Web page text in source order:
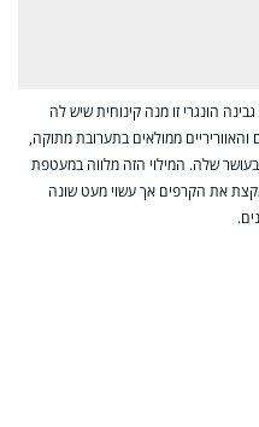
הונגרי זו מנה קינוחית שיש לה
ממולאים בתערובת מתוקה,
שלה. המילוי הזה מלווה במעטפת
את הקרפים אך עשוי מעט שונה